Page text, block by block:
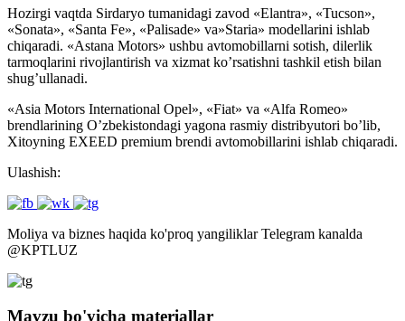
Hozirgi vaqtda Sirdaryo tumanidagi zavod «Elantra», «Tucson»,
«Sonata», «Santa Fe», «Palisade» va»Staria» modellarini ishlab
chiqaradi. «Astana Motors» ushbu avtomobillarni sotish, dilerlik
tarmoqlarini rivojlantirish va xizmat ko’rsatishni tashkil etish bilan
shug’ullanadi.
«Asia Motors International Opel», «Fiat» va «Alfa Romeo»
brendlarining O’zbekistondagi yagona rasmiy distribyutori bo’lib,
Xitoyning EXEED premium brendi avtomobillarini ishlab chiqaradi.
Ulashish:
Moliya va biznes haqida ko'proq yangiliklar Telegram kanalda
@KPTLUZ
Mavzu bo'yicha materiallar